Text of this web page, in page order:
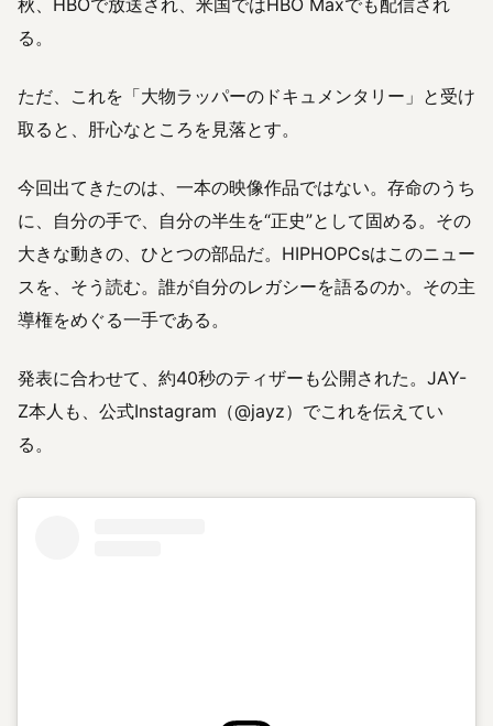
る。
ただ、これを「大物ラッパーのドキュメンタリー」と受け
取ると、肝心なところを見落とす。
今回出てきたのは、一本の映像作品ではない。存命のうち
に、自分の手で、自分の半生を“正史”として固める。その
大きな動きの、ひとつの部品だ。HIPHOPCsはこのニュー
スを、そう読む。誰が自分のレガシーを語るのか。その主
導権をめぐる一手である。
発表に合わせて、約40秒のティザーも公開された。JAY-
Z本人も、公式Instagram（@jayz）でこれを伝えてい
る。